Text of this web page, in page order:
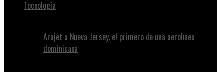
Tecnología
Arajet a Nueva Jersey, el primero de una aerolínea
dominicana